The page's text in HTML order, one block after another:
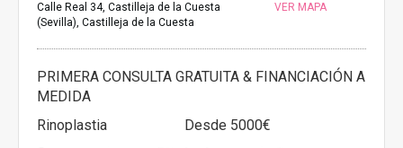
Calle Real 34, Castilleja de la Cuesta
(Sevilla), Castilleja de la Cuesta
VER MAPA
PRIMERA CONSULTA GRATUITA & FINANCIACIÓN A
MEDIDA
Rinoplastia
Desde 5000€